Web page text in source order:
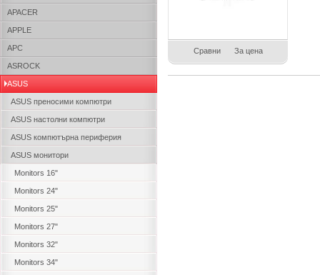
APACER
APPLE
APC
ASROCK
ASUS
ASUS преносими компютри
ASUS настолни компютри
ASUS компютърна периферия
ASUS монитори
Monitors 16"
Monitors 24"
Monitors 25"
Monitors 27"
Monitors 32"
Monitors 34"
Сравни За цена